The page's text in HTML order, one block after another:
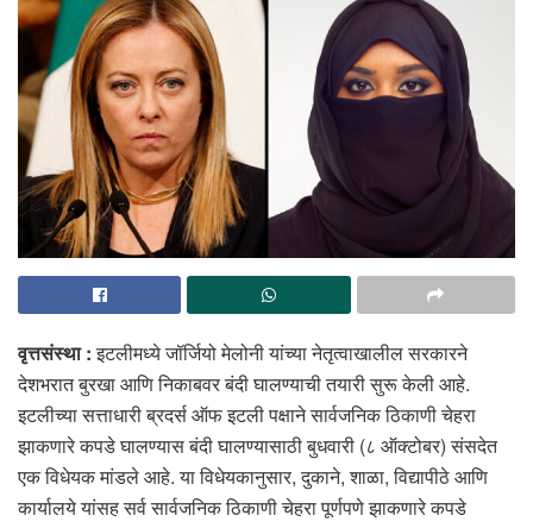
वृत्तसंस्था :इटलीमध्ये जॉर्जियो मेलोनी यांच्या नेतृत्वाखालील सरकारने
देशभरात बुरखा आणि निकाबवर बंदी घालण्याची तयारी सुरू केली आहे.
इटलीच्या सत्ताधारी ब्रदर्स ऑफ इटली पक्षाने सार्वजनिक ठिकाणी चेहरा
झाकणारे कपडे घालण्यास बंदी घालण्यासाठी बुधवारी (८ ऑक्टोबर) संसदेत
एक विधेयक मांडले आहे. या विधेयकानुसार, दुकाने, शाळा, विद्यापीठे आणि
कार्यालये यांसह सर्व सार्वजनिक ठिकाणी चेहरा पूर्णपणे झाकणारे कपडे